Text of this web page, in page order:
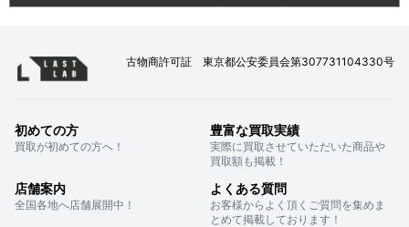
古物商許可証 東京都公安委員会第307731104330号
初めての方
買取が初めての方へ！
豊富な買取実績
実際に買取させていただいた商品や
買取額も掲載！
店舗案内
全国各地へ店舗展開中！
よくある質問
お客様からよく頂くご質問を集めま
とめて掲載しております！